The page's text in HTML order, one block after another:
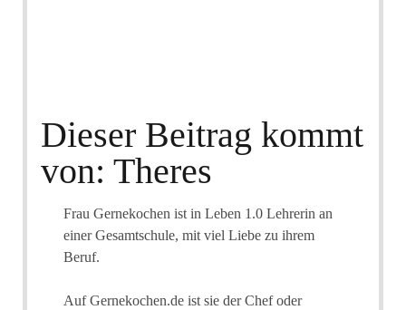
Dieser Beitrag kommt
von: Theres
Frau Gernekochen ist in Leben 1.0 Lehrerin an
einer Gesamtschule, mit viel Liebe zu ihrem
Beruf.
Auf Gernekochen.de ist sie der Chef oder